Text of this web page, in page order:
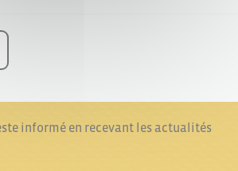
informé en recevant les actualités